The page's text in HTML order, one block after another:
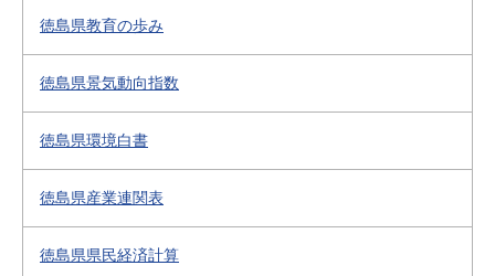
徳島県教育の歩み
徳島県景気動向指数
徳島県環境白書
徳島県産業連関表
徳島県県民経済計算